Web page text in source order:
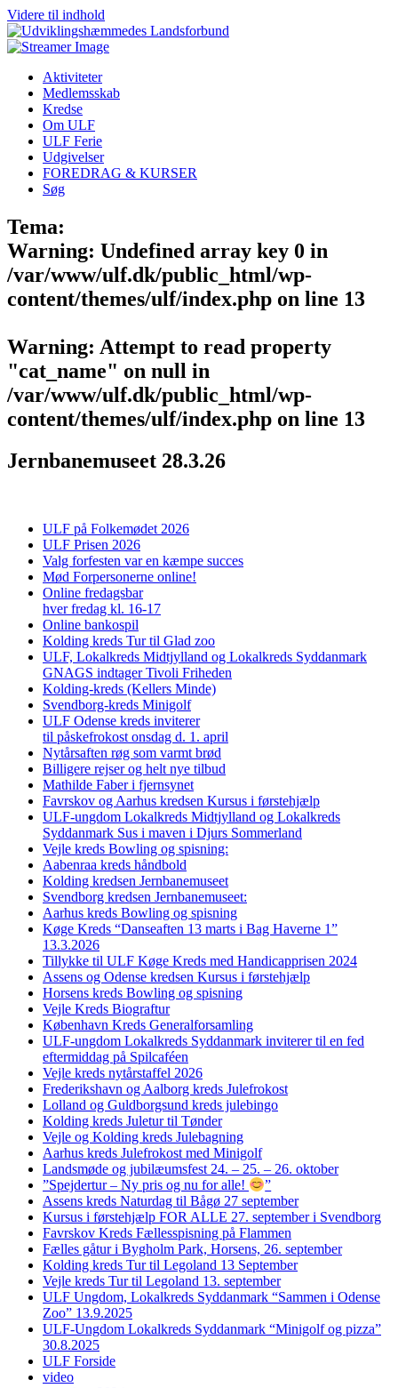
Videre til indhold
Aktiviteter
Medlemsskab
Kredse
Om ULF
ULF Ferie
Udgivelser
FOREDRAG & KURSER
Søg
Tema:
Warning: Undefined array key 0 in
/var/www/ulf.dk/public_html/wp-
content/themes/ulf/index.php on line 13
Warning: Attempt to read property
"cat_name" on null in
/var/www/ulf.dk/public_html/wp-
content/themes/ulf/index.php on line 13
Jernbanemuseet 28.3.26
ULF på Folkemødet 2026
ULF Prisen 2026
Valg forfesten var en kæmpe succes
Mød Forpersonerne online!
Online fredagsbar
hver fredag kl. 16-17
Online bankospil
Kolding kreds Tur til Glad zoo
ULF, Lokalkreds Midtjylland og Lokalkreds Syddanmark
GNAGS indtager Tivoli Friheden
Kolding-kreds (Kellers Minde)
Svendborg-kreds Minigolf
ULF Odense kreds inviterer
til påskefrokost onsdag d. 1. april
Nytårsaften røg som varmt brød
Billigere rejser og helt nye tilbud
Mathilde Faber i fjernsynet
Favrskov og Aarhus kredsen Kursus i førstehjælp
ULF-ungdom Lokalkreds Midtjylland og Lokalkreds
Syddanmark Sus i maven i Djurs Sommerland
Vejle kreds Bowling og spisning:
Aabenraa kreds håndbold
Kolding kredsen Jernbanemuseet
Svendborg kredsen Jernbanemuseet:
Aarhus kreds Bowling og spisning
Køge Kreds “Danseaften 13 marts i Bag Haverne 1”
13.3.2026
Tillykke til ULF Køge Kreds med Handicapprisen 2024
Assens og Odense kredsen Kursus i førstehjælp
Horsens kreds Bowling og spisning
Vejle Kreds Biograftur
København Kreds Generalforsamling
ULF-ungdom Lokalkreds Syddanmark inviterer til en fed
eftermiddag på Spilcaféen
Vejle kreds nytårstaffel 2026
Frederikshavn og Aalborg kreds Julefrokost
Lolland og Guldborgsund kreds julebingo
Kolding kreds Juletur til Tønder
Vejle og Kolding kreds Julebagning
Aarhus kreds Julefrokost med Minigolf
Landsmøde og jubilæumsfest 24. – 25. – 26. oktober
”Spejdertur – Ny pris og nu for alle!
”
Assens kreds Naturdag til Bågø 27 september
Kursus i førstehjælp FOR ALLE 27. september i Svendborg
Favrskov Kreds Fællesspisning på Flammen
Fælles gåtur i Bygholm Park, Horsens, 26. september
Kolding kreds Tur til Legoland 13 September
Vejle kreds Tur til Legoland 13. september
ULF Ungdom, Lokalkreds Syddanmark “Sammen i Odense
Zoo” 13.9.2025
ULF-Ungdom Lokalkreds Syddanmark “Minigolf og pizza”
30.8.2025
ULF Forside
video